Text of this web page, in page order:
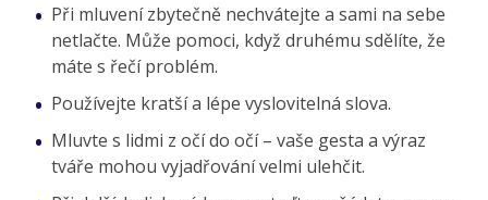
Při mluvení zbytečně nechvátejte a sami na sebe
netlačte. Může pomoci, když druhému sdělíte, že
máte s řečí problém.
Používejte kratší a lépe vyslovitelná slova.
Mluvte s lidmi z očí do očí – vaše gesta a výraz
tváře mohou vyjadřování velmi ulehčit.